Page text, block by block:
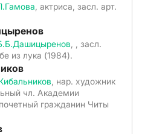
, актриса, засл. арт.
, , засл.
из лука (1984).
, нар. художник
чл. Академии
гражданин Читы